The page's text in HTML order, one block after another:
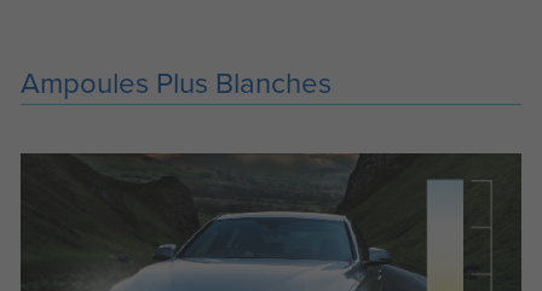
Ampoules Plus Blanches